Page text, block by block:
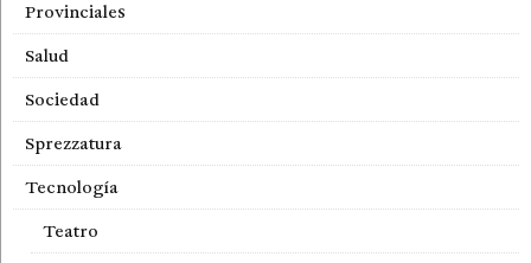
Provinciales
Salud
Sociedad
Sprezzatura
Tecnología
Teatro